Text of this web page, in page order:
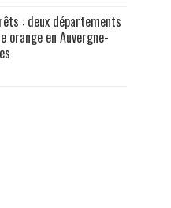
: deux départements
orange en Auvergne-